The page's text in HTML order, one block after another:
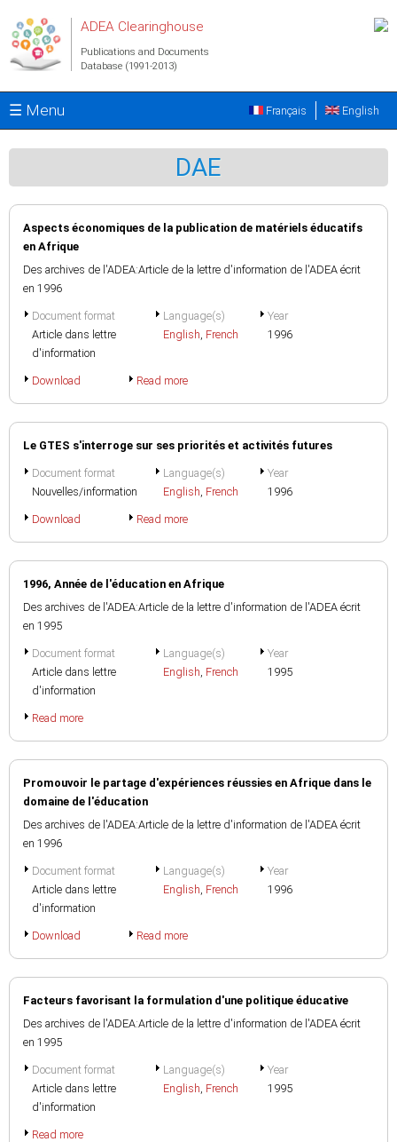
ADEA Clearinghouse
Publications and Documents
Database (1991-2013)
☰ Menu English
Français
DAE
Aspects économiques de la publication de matériels éducatifs
en Afrique
Des archives de l'ADEA:Article de la lettre d'information de l'ADEA écrit
en 1996
Document format
Article dans lettre
d'information
Language(s)
English, French
Year
1996
Download Read more
Le GTES s'interroge sur ses priorités et activités futures
Document format
Nouvelles/information
Language(s)
English, French
Year
1996
Download Read more
1996, Année de l'éducation en Afrique
Des archives de l'ADEA:Article de la lettre d'information de l'ADEA écrit
en 1995
Document format
Article dans lettre
d'information
Language(s)
English, French
Year
1995
Read more
Promouvoir le partage d'expériences réussies en Afrique dans le
domaine de l'éducation
Des archives de l'ADEA:Article de la lettre d'information de l'ADEA écrit
en 1996
Document format
Article dans lettre
d'information
Language(s)
English, French
Year
1996
Download Read more
Facteurs favorisant la formulation d'une politique éducative
Des archives de l'ADEA:Article de la lettre d'information de l'ADEA écrit
en 1995
Document format
Article dans lettre
d'information
Language(s)
English, French
Year
1995
Read more